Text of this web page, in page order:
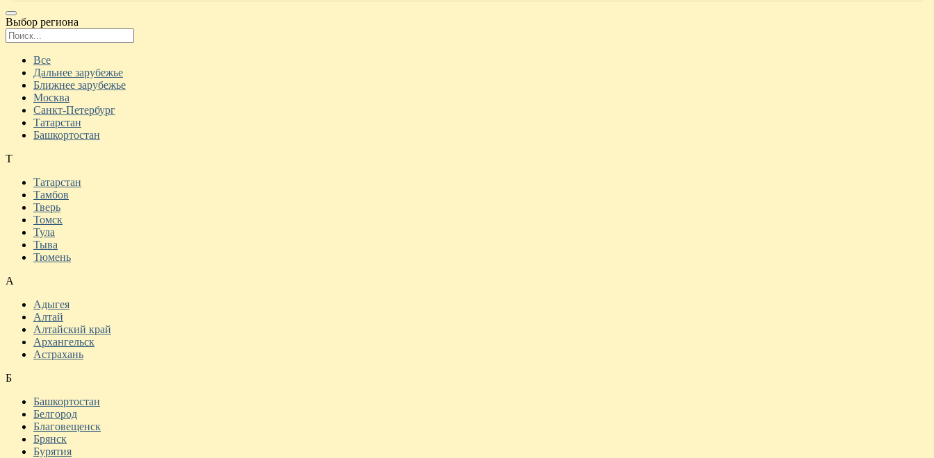
Выбор региона
Все
Дальнее зарубежье
Ближнее зарубежье
Москва
Санкт-Петербург
Татарстан
Башкортостан
Т
Татарстан
Тамбов
Тверь
Томск
Тула
Тыва
Тюмень
А
Адыгея
Алтай
Алтайский край
Архангельск
Астрахань
Б
Башкортостан
Белгород
Благовещенск
Брянск
Бурятия